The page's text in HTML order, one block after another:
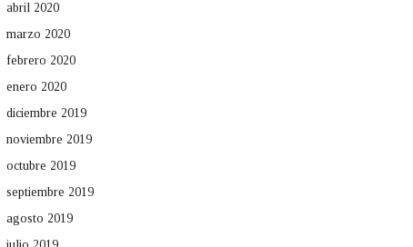
abril 2020
marzo 2020
febrero 2020
enero 2020
diciembre 2019
noviembre 2019
octubre 2019
septiembre 2019
agosto 2019